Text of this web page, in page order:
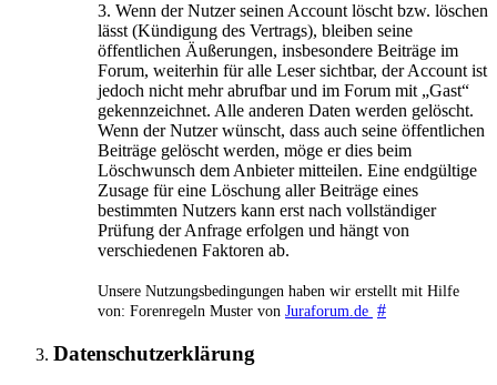
3. Wenn der Nutzer seinen Account löscht bzw. löschen
lässt (Kündigung des Vertrags), bleiben seine
öffentlichen Äußerungen, insbesondere Beiträge im
Forum, weiterhin für alle Leser sichtbar, der Account ist
jedoch nicht mehr abrufbar und im Forum mit „Gast“
gekennzeichnet. Alle anderen Daten werden gelöscht.
Wenn der Nutzer wünscht, dass auch seine öffentlichen
Beiträge gelöscht werden, möge er dies beim
Löschwunsch dem Anbieter mitteilen. Eine endgültige
Zusage für eine Löschung aller Beiträge eines
bestimmten Nutzers kann erst nach vollständiger
Prüfung der Anfrage erfolgen und hängt von
verschiedenen Faktoren ab.
Unsere Nutzungsbedingungen haben wir erstellt mit Hilfe
von: Forenregeln Muster von Juraforum.de #
Datenschutzerklärung